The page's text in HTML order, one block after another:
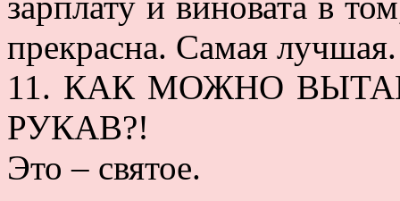
прекрасна. Самая
11. КАК МОЖНО
РУКАВ?!
Это – святое.